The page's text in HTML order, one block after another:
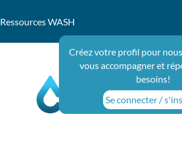
Ressources WASH
Créez votre profil pour
vous accompagner et
besoins!
Se connecter /